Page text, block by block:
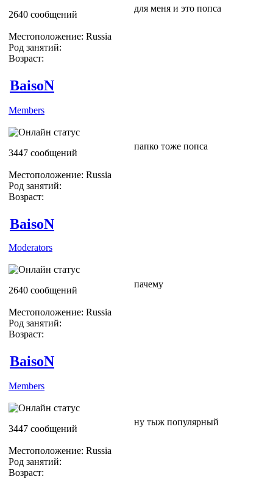
2640 сообщений
Местоположение: Russia
Род занятий:
Возраст:
для меня и это попса
BaisoN
Members
3447 сообщений
Местоположение: Russia
Род занятий:
Возраст:
папко тоже попса
BaisoN
Moderators
2640 сообщений
Местоположение: Russia
Род занятий:
Возраст:
пачему
BaisoN
Members
3447 сообщений
Местоположение: Russia
Род занятий:
Возраст:
ну тыж популярный